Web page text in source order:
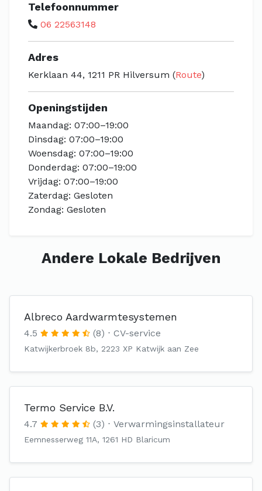
Telefoonnummer
06 22563148
Adres
Kerklaan 44, 1211 PR Hilversum (Route)
Openingstijden
Maandag: 07:00–19:00
Dinsdag: 07:00–19:00
Woensdag: 07:00–19:00
Donderdag: 07:00–19:00
Vrijdag: 07:00–19:00
Zaterdag: Gesloten
Zondag: Gesloten
Andere Lokale Bedrijven
Albreco Aardwarmtesystemen
4.5 (8) CV-service
Katwijkerbroek 8b, 2223 XP Katwijk aan Zee
Termo Service B.V.
4.7 (3) Verwarmingsinstallateur
Eemnesserweg 11A, 1261 HD Blaricum